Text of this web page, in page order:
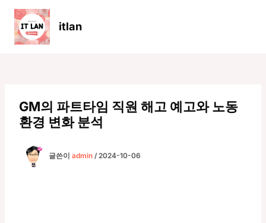
itlan
GM의 파트타임 직원 해고 예고와 노동
환경 변화 분석
글쓴이 admin /2024-10-06